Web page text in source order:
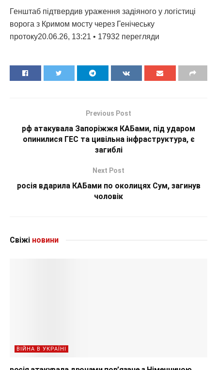
Генштаб підтвердив ураження задіяного у логістиці
ворога з Кримом мосту через Генічеську
протоку20.06.26, 13:21 • 17932 перегляди
Previous Post
рф атакувала Запоріжжя КАБами, під ударом
опинилися ГЕС та цивільна інфраструктура, є
загиблі
Next Post
росія вдарила КАБами по околицях Сум, загинув
чоловік
Свіжі новини
ВІЙНА В УКРАЇНІ